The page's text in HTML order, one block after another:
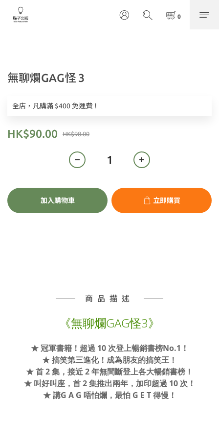
無聊爛GAG怪 3
全店，凡購滿 $400 免運費！
HK$98.00
HK$90.00
加入購物車 立即購買
商品描述
《無聊爛GAG怪3》
★ 冠軍書籍！超過 10 次登上暢銷書榜No.1！
★ 搞笑第三進化！成為朋友的搞笑王！
★ 首 2 集，接近 2 年無間斷登上各大暢銷書榜！
★ 叫好叫座，首 2 集推出兩年，加印超過 10 次！
★ 講G A G 唔怕爛，最怕 G E T 得慢！